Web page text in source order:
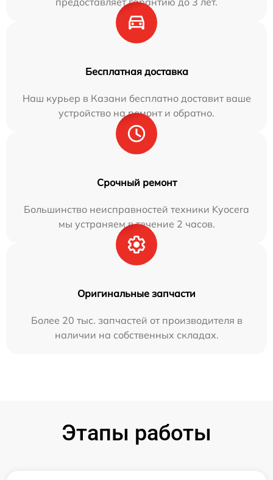
Бесплатная доставка
Наш курьер в Казани бесплатно доставит ваше
устройство на ремонт и обратно.
Срочный ремонт
Большинство неисправностей техники Kyocera
мы устраняем в течение 2 часов.
Оригинальные запчасти
Более 20 тыс. запчастей от производителя в
наличии на собственных складах.
Этапы работы